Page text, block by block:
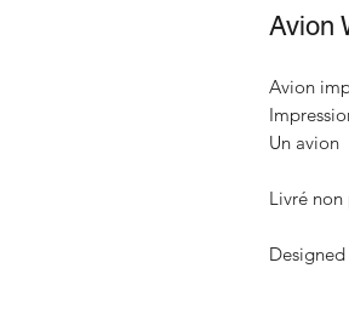
Avion
Avion
Un avion
Livré